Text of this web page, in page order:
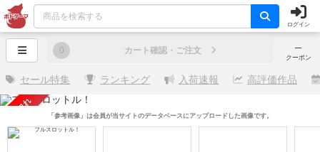
ログイン
─
クーポン
0 カート確認・ご注文
セール特集 ランキング 入荷速報 高評価作品
売り切れ 「参考画像」は会員が当サイトのデータベースにアップロードした画像です。